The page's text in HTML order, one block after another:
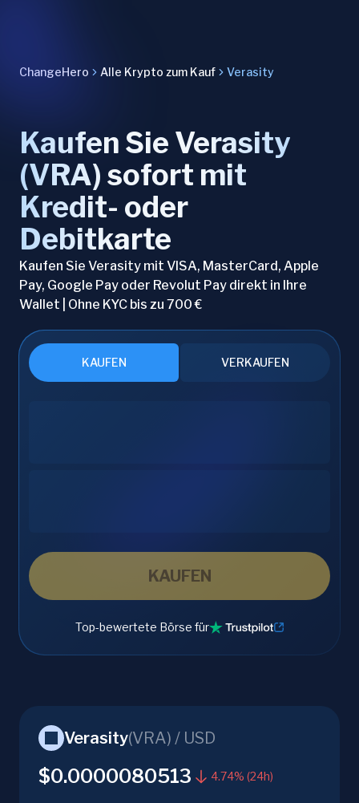
ChangeHero Alle Krypto zum Kauf Verasity
Kaufen Sie Verasity
(VRA) sofort mit
Kredit- oder
Debitkarte
Kaufen Sie Verasity mit VISA, MasterCard, Apple
Pay, Google Pay oder Revolut Pay direkt in Ihre
Wallet | Ohne KYC bis zu 700 €
KAUFEN VERKAUFEN
KAUFEN
Top-bewertete Börse für
Verasity(VRA) / USD
$0.0000080513 4.74% (24h)